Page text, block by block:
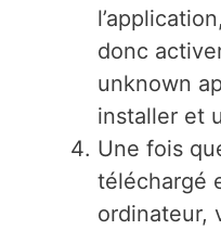
donc
unknown
installer et
Une fois
téléchargé
ordinateur,